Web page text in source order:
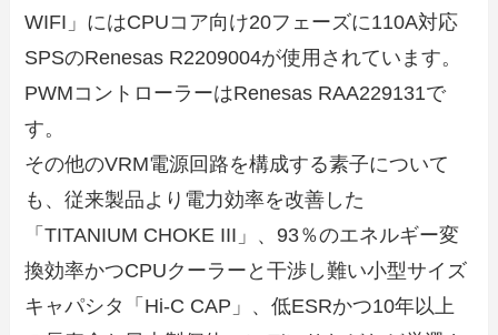
WIFI」にはCPUコア向け20フェーズに110A対応
SPSのRenesas R2209004が使用されています。
PWMコントローラーはRenesas RAA229131で
す。
その他のVRM電源回路を構成する素子について
も、従来製品より電力効率を改善した
「TITANIUM CHOKE III」、93％のエネルギー変
換効率かつCPUクーラーと干渉し難い小型サイズ
キャパシタ「Hi-C CAP」、低ESRかつ10年以上